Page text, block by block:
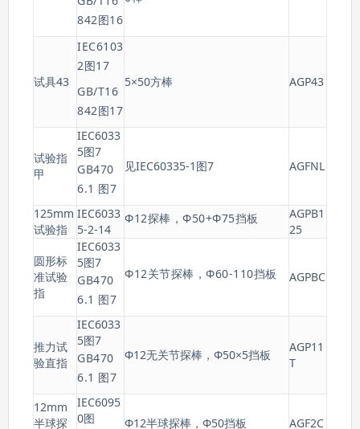
842图16
试具43
IEC6103
2图17
GB/T16
842图17
5×50方棒 AGP43
试验指
甲
IEC6033
5图7
GB470
6.1 图7
见IEC60335-1图7 AGFNL
125mm
试验指
IEC6033
5-2-14
Φ12探棒，Φ50+Φ75挡板
AGPB1
25
圆形标
准试验
指
IEC6033
5图7
GB470
6.1 图7
Φ12关节探棒，Φ60-110挡板 AGPBC
推力试
验直指
IEC6033
5图7
GB470
6.1 图7
Φ12无关节探棒，Φ50×5挡板
AGP11
T
12mm
半球探
IEC6095
0图
Φ12半球探棒，Φ50挡板 AGF2C